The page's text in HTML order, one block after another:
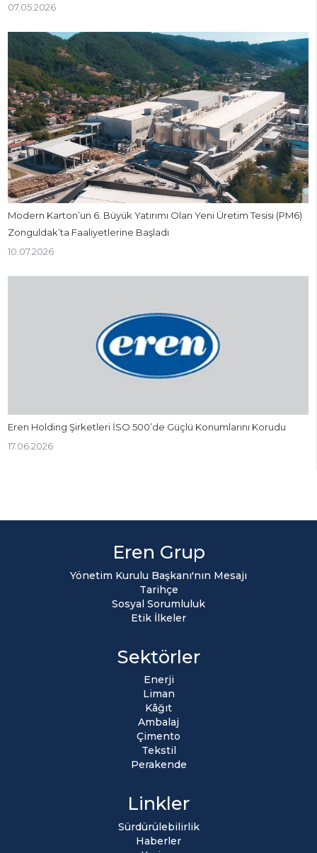
07.05.2026
Modern Karton’un 6. Büyük Yatırımı Olan Yeni Üretim Tesisi (PM6)
Zonguldak’ta Faaliyetlerine Başladı
10.07.2026
Eren Holding Şirketleri İSO 500’de Güçlü Konumlarını Korudu
17.06.2026
Eren Grup
Yönetim Kurulu Başkanı'nın Mesajı
Tarihçe
Sosyal Sorumluluk
Etik İlkeler
Sektörler
Enerji
Liman
Kâğıt
Ambalaj
Çimento
Tekstil
Perakende
Linkler
Sürdürülebilirlik
Haberler